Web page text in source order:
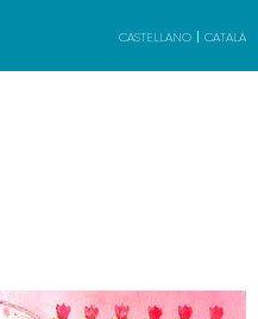
CASTELLANO CATALÀ